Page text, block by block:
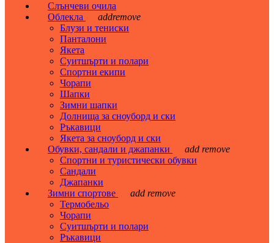
Слънчеви очила
Облекла
addremove
Блузи и тениски
Панталони
Якета
Суитшърти и полари
Спортни екипи
Чорапи
Шапки
Зимни шапки
Долнища за сноуборд и ски
Ръкавици
Якета за сноуборд и ски
Обувки, сандали и джапанки
add remove
Спортни и туристически обувки
Сандали
Джапанки
Зимни спортове
add remove
Термобельо
Чорапи
Суитшърти и полари
Ръкавици